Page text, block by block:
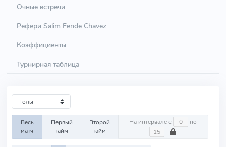
Очные встречи
Рефери Salim Fende Chavez
Коэффициенты
Турнирная таблица
Весь
матч
Первый
тайм
Второй
тайм
На интервале с по